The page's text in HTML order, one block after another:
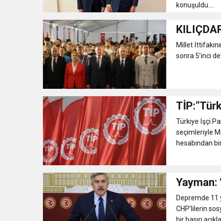
konuşuldu....
Millet
sonra 5’inci
Türkiye İşçi
seçimleriyle
hesabından bir
Yayman:
Depremde 11
CHP’lilerin
bir basın